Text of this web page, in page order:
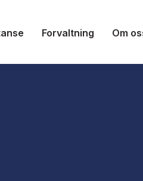
Forvaltning Om